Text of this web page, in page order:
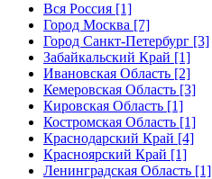
Вся Россия [1]
Город Москва [7]
Город Санкт-Петербург [3]
Забайкальский Край [1]
Ивановская Область [2]
Кемеровская Область [3]
Кировская Область [1]
Костромская Область [1]
Краснодарский Край [4]
Красноярский Край [1]
Ленинградская Область [1]